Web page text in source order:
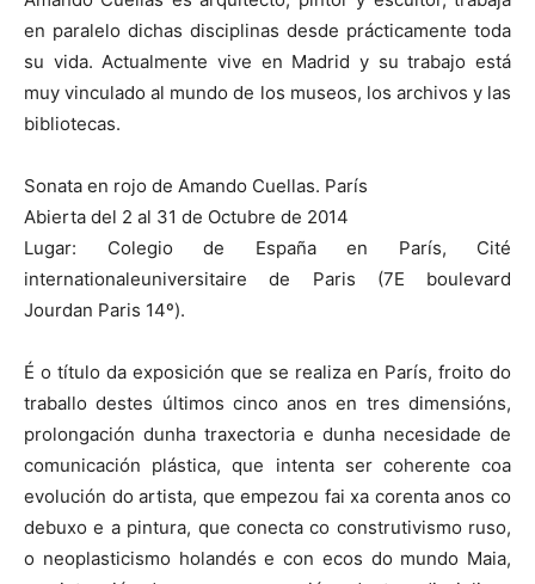
en paralelo dichas disciplinas desde prácticamente toda
su vida. Actualmente vive en Madrid y su trabajo está
muy vinculado al mundo de los museos, los archivos y las
bibliotecas.
Sonata en rojo de Amando Cuellas. París
Abierta del 2 al 31 de Octubre de 2014
Lugar: Colegio de España en París, Cité
internationaleuniversitaire de Paris (7E boulevard
Jourdan Paris 14º).
É o título da exposición que se realiza en París, froito do
traballo destes últimos cinco anos en tres dimensións,
prolongación dunha traxectoria e dunha necesidade de
comunicación plástica, que intenta ser coherente coa
evolución do artista, que empezou fai xa corenta anos co
debuxo e a pintura, que conecta co construtivismo ruso,
o neoplasticismo holandés e con ecos do mundo Maia,